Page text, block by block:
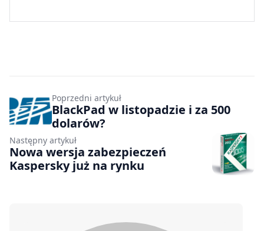
Poprzedni artykuł
BlackPad w listopadzie i za 500
dolarów?
Następny artykuł
Nowa wersja zabezpieczeń
Kaspersky już na rynku